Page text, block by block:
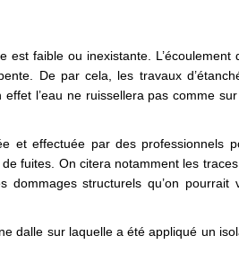
faible ou inexistante. L’écoulement
De par cela, les travaux
l’eau ne ruissellera pas comme
et effectuée par des professionnels
fuites. On citera notamment les
structurels qu’on pourrait
dalle sur laquelle a été appliqué un